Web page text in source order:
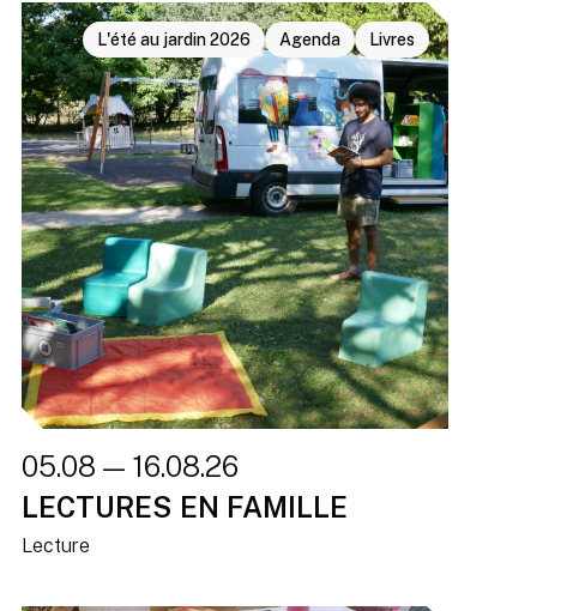
L'été au jardin 2026 Agenda Livres
05.08 — 16.08.26
LECTURES EN FAMILLE
Lecture